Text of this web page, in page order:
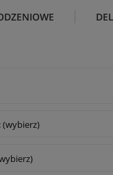
(wybierz)